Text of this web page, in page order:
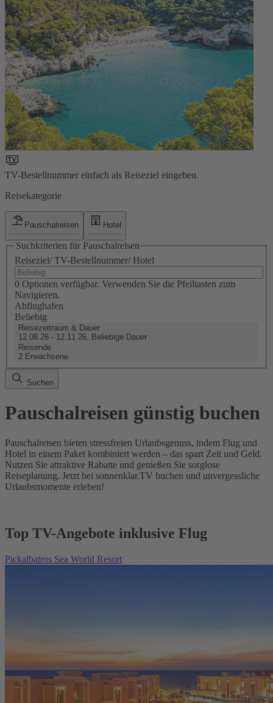
TV-Bestellnummer einfach als Reiseziel eingeben.
Reisekategorie
Pauschalreisen Hotel
Suchkriterien für Pauschalreisen
Reiseziel/ TV-Bestellnummer/ Hotel
0 Optionen verfügbar. Verwenden Sie die Pfeiltasten zum
Navigieren.
Abflughafen
Beliebig
Reisezeitraum & Dauer
12.08.26 - 12.11.26, Beliebige Dauer
Reisende
2 Erwachsene
Suchen
Pauschalreisen günstig buchen
Pauschalreisen bieten stressfreien Urlaubsgenuss, indem Flug und
Hotel in einem Paket kombiniert werden – das spart Zeit und Geld.
Nutzen Sie attraktive Rabatte und genießen Sie sorglose
Reiseplanung. Jetzt bei sonnenklar.TV buchen und unvergessliche
Urlaubsmomente erleben!
Top TV-Angebote inklusive Flug
Pickalbatros Sea World Resort